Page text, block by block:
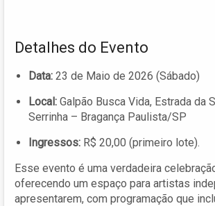
Detalhes do Evento
Data: 23 de Maio de 2026 (Sábado)
Local: Galpão Busca Vida, Estrada da
Serrinha – Bragança Paulista/SP
Ingressos: R$ 20,00 (primeiro lote).
Esse evento é uma verdadeira
oferecendo um espaço para artistas
apresentarem, com programação que